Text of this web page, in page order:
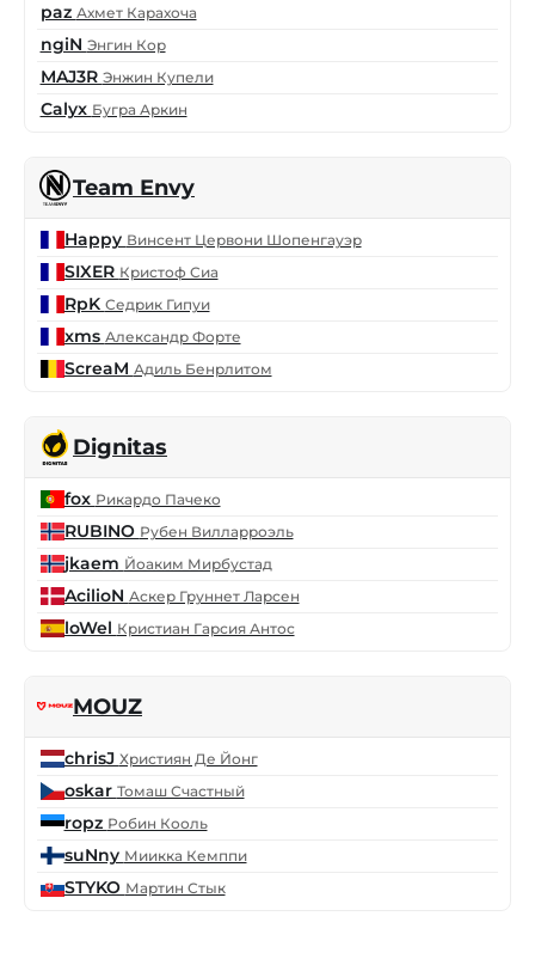
paz Ахмет Карахоча
ngiN Энгин Кор
MAJ3R Энжин Купели
Calyx Бугра Аркин
Team Envy
Happy Винсент Цервони Шопенгауэр
SIXER Кристоф Сиа
RpK Седрик Гипуи
xms Александр Форте
ScreaM Адиль Бенрлитом
Dignitas
fox Рикардо Пачеко
RUBINO Рубен Вилларроэль
jkaem Йоаким Мирбустад
AcilioN Аскер Груннет Ларсен
loWel Кристиан Гарсия Антос
MOUZ
chrisJ Християн Де Йонг
oskar Томаш Счастный
ropz Робин Кооль
suNny Миикка Кемппи
STYKO Мартин Стык